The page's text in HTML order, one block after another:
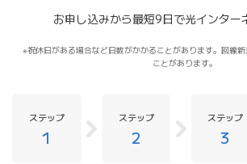
お申し込みから最短9日で光インター
祝休日がある場合など日数がかかることがあります。回線
ことがあります。
ステップ
1
ステップ
2
ステップ
3